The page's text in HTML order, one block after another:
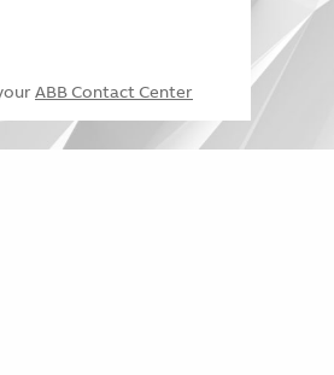
ABB Contact Center